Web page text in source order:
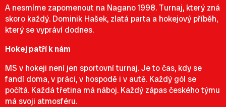
A nesmíme zapomenout na Nagano 1998. Turnaj, který zná
skoro každý. Dominik Hašek, zlatá parta a hokejový příběh,
který se vypráví dodnes.
Hokej patří k nám
MS v hokeji není jen sportovní turnaj. Je to čas, kdy se
fandí doma, v práci, v hospodě i v autě. Každý gól se
počítá. Každá třetina má náboj. Každý zápas českého týmu
má svoji atmosféru.